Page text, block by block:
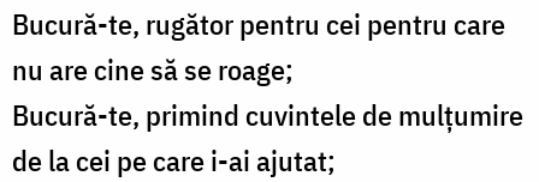
Bucură-te, rugător pentru cei pentru care
nu are cine să se roage;
Bucură-te, primind cuvintele de mulţumire
de la cei pe care i-ai ajutat;